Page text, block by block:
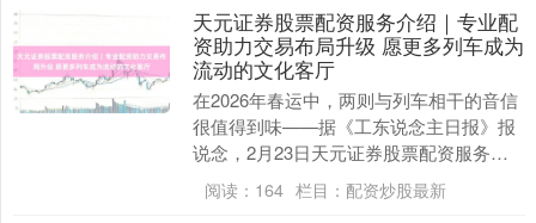
天元证券股票配资服务介绍｜专业配
资助力交易布局升级 愿更多列车成为
流动的文化客厅
在2026年春运中，两则与列车相干的音信
很值得到味——据《工东说念主日报》报
说念，2月23日天元证券股票配资服务介
绍｜专业配资助力交易布局升级，在山西
运城开往河....
阅读： 164 栏目： 配资炒股最新